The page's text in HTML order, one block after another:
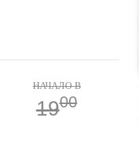
НАЧАЛО В
1900